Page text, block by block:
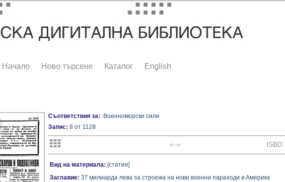
Начало Ново търсене Каталог English
Съответствия за: Военноморски сили
Запис: 8 от 1128
ISBD
Вид на материала: [статия]
Заглавие: 37 милиарда лева за строежа на нови военни параходи в Америка